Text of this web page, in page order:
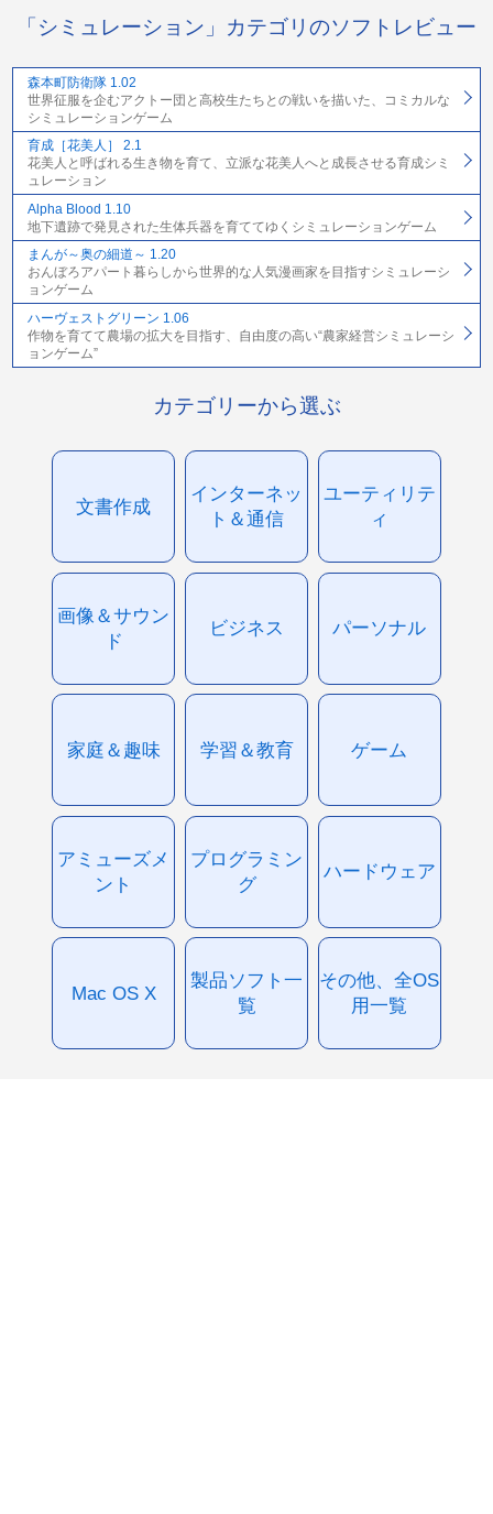
「シミュレーション」カテゴリのソフトレビュー
森本町防衛隊 1.02
世界征服を企むアクトー団と高校生たちとの戦いを描いた、コミカルな
シミュレーションゲーム
育成［花美人］ 2.1
花美人と呼ばれる生き物を育て、立派な花美人へと成長させる育成シミ
ュレーション
Alpha Blood 1.10
地下遺跡で発見された生体兵器を育ててゆくシミュレーションゲーム
まんが～奥の細道～ 1.20
おんぼろアパート暮らしから世界的な人気漫画家を目指すシミュレーシ
ョンゲーム
ハーヴェストグリーン 1.06
作物を育てて農場の拡大を目指す、自由度の高い“農家経営シミュレーシ
ョンゲーム”
カテゴリーから選ぶ
文書作成
インターネッ
ト＆通信
ユーティリテ
ィ
画像＆サウン
ド
ビジネス パーソナル
家庭＆趣味 学習＆教育 ゲーム
アミューズメ
ント
プログラミン
グ
ハードウェア
Mac OS X
製品ソフト一
覧
その他、全OS
用一覧